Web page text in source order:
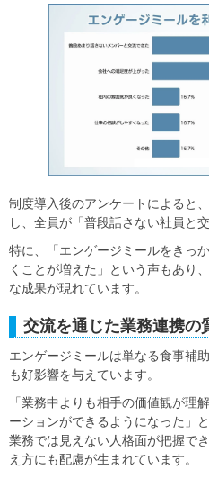
制度導入後のアンケートによると
し、全員が「普段話さない社員と
特に、「エンゲージミールをきっ
くことが増えた」という声もあり
な成果が現れています。
交流を通じた業務連携の
エンゲージミールは単なる食事補
も好影響を与えています。
「業務中よりも相手の価値観が理
ーションができるようになった」
業務では見えない人格面が把握で
え方にも配慮が生まれています。